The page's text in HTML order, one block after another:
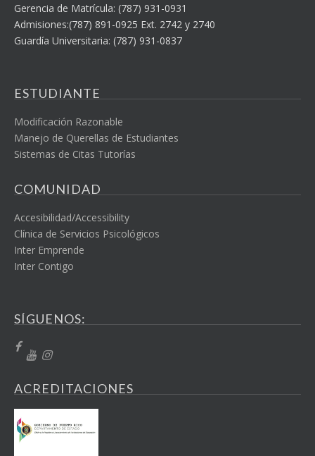
Gerencia de Matrícula: (787) 931-0931
Admisiones:(787) 891-0925 Ext. 2742 y 2740
Guardía Universitaria: (787) 931-0837
ESTUDIANTE
Modificación Razonable
Manejo de Querellas de Estudiantes
Sistemas de Citas Tutorías
COMUNIDAD
Accesibilidad/Accessibility
Clínica de Servicios Psicológicos
Inter Emprende
Inter Contigo
SÍGUENOS:
ACREDITACIONES